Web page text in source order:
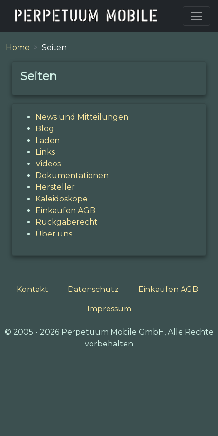
Home Seiten
Seiten
News und Mitteilungen
Blog
Laden
Links
Videos
Dokumentationen
Hersteller
Kaleidoskope
Einkaufen AGB
Rückgaberecht
Über uns
Kontakt Datenschutz Einkaufen AGB
Impressum
© 2005 - 2026 Perpetuum Mobile GmbH, Alle Rechte
vorbehalten